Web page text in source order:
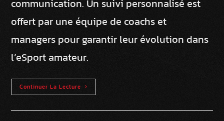
communication. Un suivi personnalisé est
offert par une équipe de coachs et
managers pour garantir leur évolution dans
l’eSport amateur.
Continuer La Lecture